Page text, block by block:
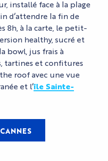
installé face à la plage
d’attendre la fin de
8h, à la carte, le petit-
healthy, sucré et
bowl, jus frais à
tartines et confitures
roof avec une vue
et l’île Sainte-